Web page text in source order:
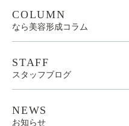
COLUMN
なら美容形成コラム
STAFF
スタッフブログ
NEWS
お知らせ